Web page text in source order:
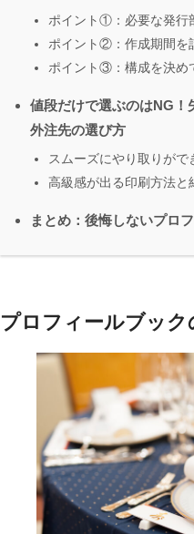
ポイント①：必要な発行
ポイント②：作成期間を
ポイント③：構成を決め
値段だけで選ぶのはNG！
外注先の選び方
スムーズにやり取りがで
高級感が出る印刷方法と
まとめ：後悔しないプロ
プロフィールブック